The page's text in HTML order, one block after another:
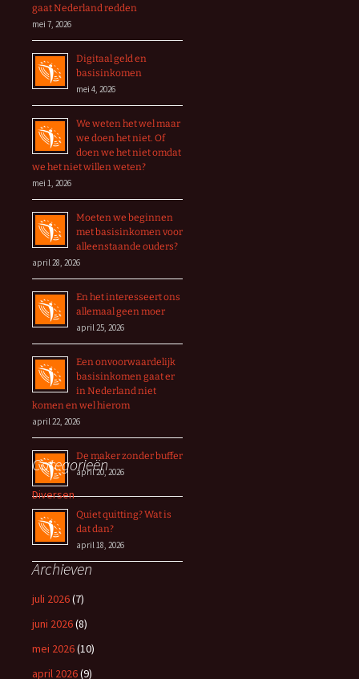
gaat Nederland redden
mei 7, 2026
Digitaal geld en
basisinkomen
mei 4, 2026
We weten het wel maar
we doen het niet. Of
doen we het niet omdat
we het niet willen weten?
mei 1, 2026
Moeten we beginnen
met basisinkomen voor
alleenstaande ouders?
april 28, 2026
En het interesseert ons
allemaal geen moer
april 25, 2026
Een onvoorwaardelijk
basisinkomen gaat er
in Nederland niet
komen en wel hierom
april 22, 2026
De maker zonder buffer
april 20, 2026
Quiet quitting? Wat is
dat dan?
april 18, 2026
Categorieën
Diversen
Archieven
juli 2026(7)
juni 2026(8)
mei 2026(10)
april 2026(9)